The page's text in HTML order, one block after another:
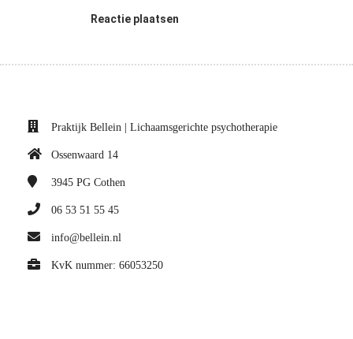
Reactie plaatsen
Praktijk Bellein | Lichaamsgerichte psychotherapie
Ossenwaard 14
3945 PG Cothen
06 53 51 55 45
info@bellein.nl
KvK nummer: 66053250